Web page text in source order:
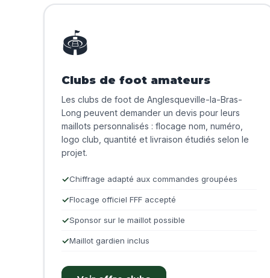
🏟️
Clubs de foot amateurs
Les clubs de foot de Anglesqueville-la-Bras-
Long peuvent demander un devis pour leurs
maillots personnalisés : flocage nom, numéro,
logo club, quantité et livraison étudiés selon le
projet.
Chiffrage adapté aux commandes groupées
Flocage officiel FFF accepté
Sponsor sur le maillot possible
Maillot gardien inclus